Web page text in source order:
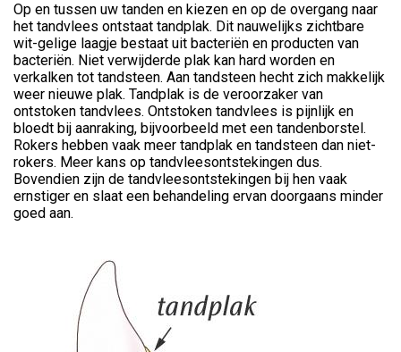
Op en tussen uw tanden en kiezen en op de overgang naar
het tandvlees ontstaat tandplak. Dit nauwelijks zichtbare
wit-gelige laagje bestaat uit bacteriën en producten van
bacteriën. Niet verwijderde plak kan hard worden en
verkalken tot tandsteen. Aan tandsteen hecht zich makkelijk
weer nieuwe plak. Tandplak is de veroorzaker van
ontstoken tandvlees. Ontstoken tandvlees is pijnlijk en
bloedt bij aanraking, bijvoorbeeld met een tandenborstel.
Rokers hebben vaak meer tandplak en tandsteen dan niet-
rokers. Meer kans op tandvleesontstekingen dus.
Bovendien zijn de tandvleesontstekingen bij hen vaak
ernstiger en slaat een behandeling ervan doorgaans minder
goed aan.